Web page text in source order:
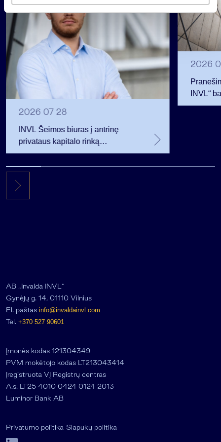
s
2026 07 28
INVL Šeimos biuras į antrinę
privataus kapitalo rinką
investuojantį fondą pritraukė 17,4
mln. JAV dolerių
2026
INVL“
AB „Invalda INVL“
Gynėjų g. 14, 01110 Vilnius
El. paštas info@invaldainvl.com
Tel. +370 527 90601
Įmonės kodas 121304349
PVM mokėtojo kodas LT213043414
Įregistruota VĮ Registrų centras
A.s. LT25 4010 0424 0124 2013
Luminor Bank AB
Privatumo politika Slapukų politika